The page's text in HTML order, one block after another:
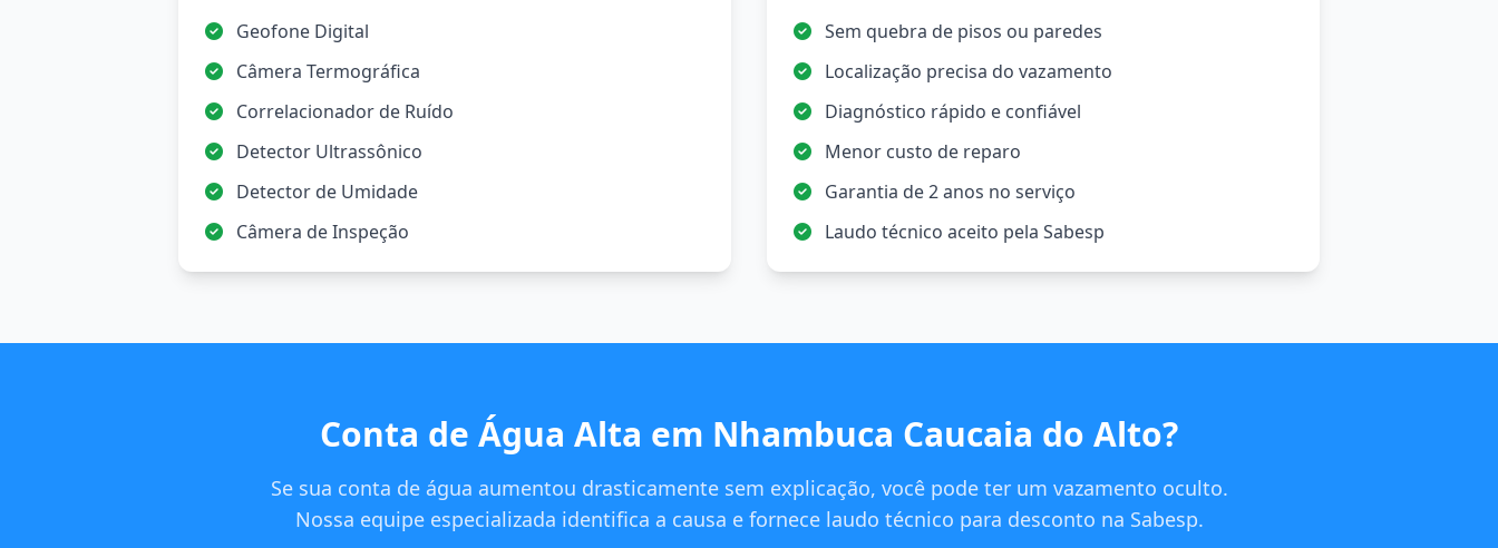
Geofone Digital
Câmera Termográfica
Correlacionador de Ruído
Detector Ultrassônico
Detector de Umidade
Câmera de Inspeção
Sem quebra de pisos ou paredes
Localização precisa do vazamento
Diagnóstico rápido e confiável
Menor custo de reparo
Garantia de 2 anos no serviço
Laudo técnico aceito pela Sabesp
Conta de Água Alta em Nhambuca Caucaia do Alto?
Se sua conta de água aumentou drasticamente sem explicação, você pode ter um vazamento oculto.
Nossa equipe especializada identifica a causa e fornece laudo técnico para desconto na Sabesp.